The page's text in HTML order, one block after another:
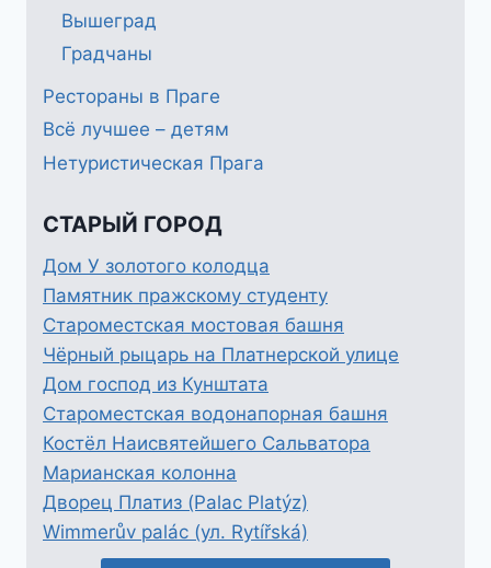
Вышеград
Градчаны
Рестораны в Праге
Всё лучшее – детям
Нетуристическая Прага
СТАРЫЙ ГОРОД
Дом У золотого колодца
Памятник пражскому студенту
Староместская мостовая башня
Чёрный рыцарь на Платнерской улице
Дом господ из Кунштата
Староместская водонапорная башня
Костёл Наисвятейшего Сальватора
Марианская колонна
Дворец Платиз (Palac Platýz)
Wimmerův palác (ул. Rytířská)